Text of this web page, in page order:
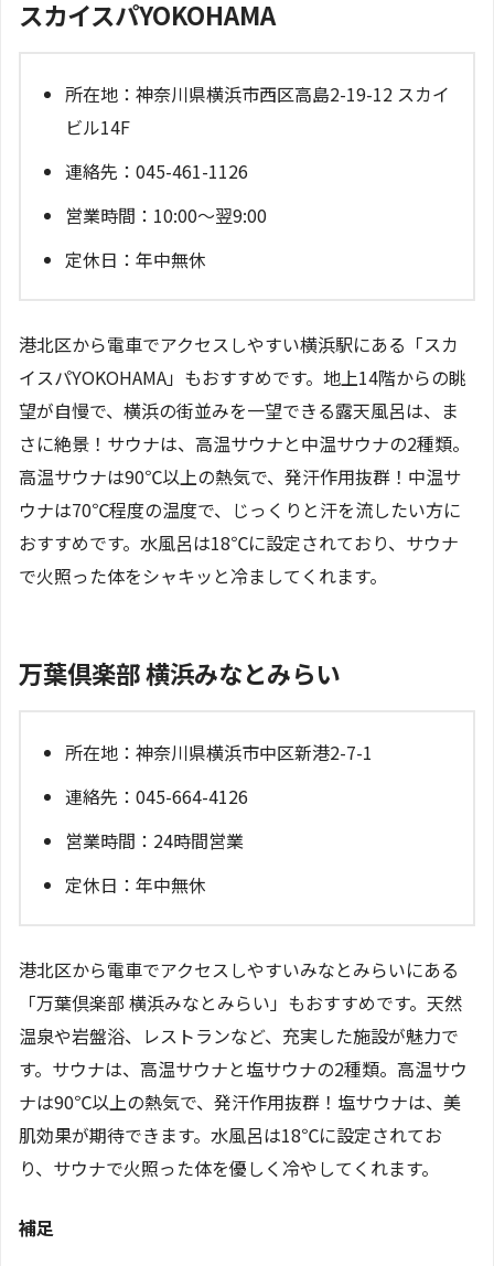
スカイスパYOKOHAMA
所在地：神奈川県横浜市西区高島2-19-12 スカイ
ビル14F
連絡先：045-461-1126
営業時間：10:00～翌9:00
定休日：年中無休
港北区から電車でアクセスしやすい横浜駅にある「スカ
イスパYOKOHAMA」もおすすめです。地上14階からの眺
望が自慢で、横浜の街並みを一望できる露天風呂は、ま
さに絶景！サウナは、高温サウナと中温サウナの2種類。
高温サウナは90℃以上の熱気で、発汗作用抜群！中温サ
ウナは70℃程度の温度で、じっくりと汗を流したい方に
おすすめです。水風呂は18℃に設定されており、サウナ
で火照った体をシャキッと冷ましてくれます。
万葉倶楽部 横浜みなとみらい
所在地：神奈川県横浜市中区新港2-7-1
連絡先：045-664-4126
営業時間：24時間営業
定休日：年中無休
港北区から電車でアクセスしやすいみなとみらいにある
「万葉倶楽部 横浜みなとみらい」もおすすめです。天然
温泉や岩盤浴、レストランなど、充実した施設が魅力で
す。サウナは、高温サウナと塩サウナの2種類。高温サウ
ナは90℃以上の熱気で、発汗作用抜群！塩サウナは、美
肌効果が期待できます。水風呂は18℃に設定されてお
り、サウナで火照った体を優しく冷やしてくれます。
補足